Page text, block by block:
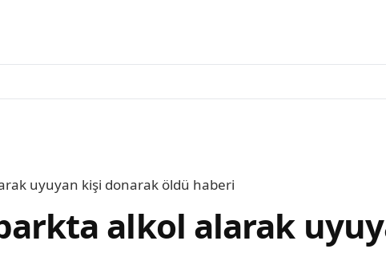
uyuyan kişi donarak öldü haberi
alkol alarak